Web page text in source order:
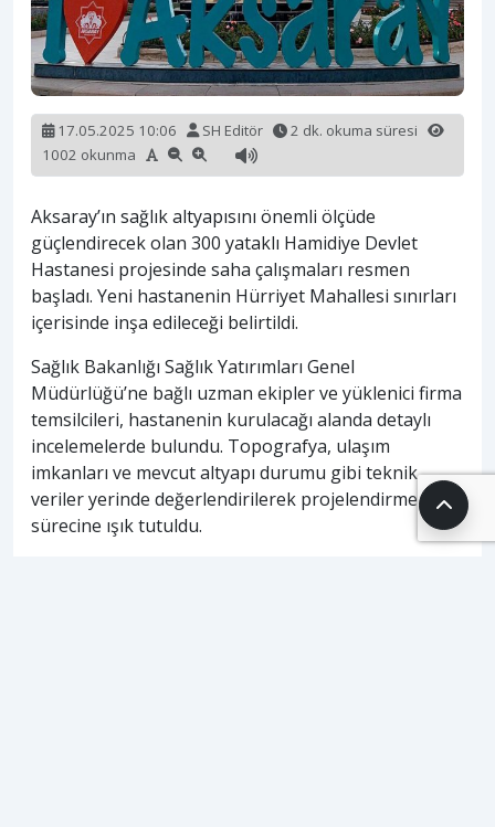
17.05.2025 10:06 SH Editör
2 dk. okuma süresi
1002 okunma
Aksaray’ın sağlık altyapısını önemli ölçüde
güçlendirecek olan 300 yataklı Hamidiye Devlet
Hastanesi projesinde saha çalışmaları resmen
başladı. Yeni hastanenin Hürriyet Mahallesi sınırları
içerisinde inşa edileceği belirtildi.
Sağlık Bakanlığı Sağlık Yatırımları Genel
Müdürlüğü’ne bağlı uzman ekipler ve yüklenici firma
temsilcileri, hastanenin kurulacağı alanda detaylı
incelemelerde bulundu. Topografya, ulaşım
imkanları ve mevcut altyapı durumu gibi teknik
veriler yerinde değerlendirilerek projelendirme
sürecine ışık tutuldu.